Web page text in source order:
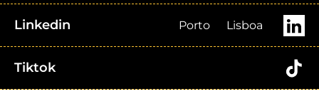
Linkedin Porto Lisboa
Tiktok